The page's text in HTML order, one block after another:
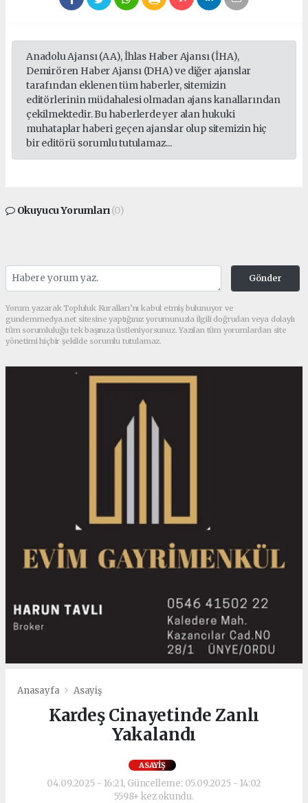
Anadolu Ajansı (AA), İhlas Haber Ajansı (İHA),
Demirören Haber Ajansı (DHA) ve diğer ajanslar
tarafından eklenen tüm haberler, sitemizin
editörlerinin müdahalesi olmadan ajans kanallarından
çekilmektedir. Bu haberlerde yer alan hukuki
muhataplar haberi geçen ajanslar olup sitemizin hiç
bir editörü sorumlu tutulamaz...
Okuyucu Yorumları(0)
Gönder
Yorum yazarak Topluluk Kuralları’nı kabul etmiş bulunuyor ve
gundemmedya.net sitesine yaptığınız yorumunuzla ilgili doğrudan veya dolaylı
tüm sorumluluğu tek başınıza üstleniyorsunuz. Yazılan tüm yorumlardan site
yönetimi hiçbir şekilde sorumlu tutulamaz.
Anasayfa Asayiş
Kardeş Cinayetinde Zanlı
Yakalandı
ASAYIŞ
04.09.2025 - 16:21, Güncelleme: 05.09.2025 - 14:02
5598+ kez okundu.